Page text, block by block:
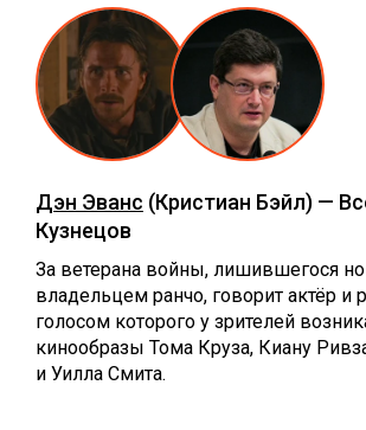
Дэн Эванс (Кристиан Бэйл) —
Кузнецов
За ветерана войны, лишившегося
владельцем ранчо, говорит актёр и
голосом которого у зрителей
кинообразы Тома Круза, Киану
и Уилла Смита.